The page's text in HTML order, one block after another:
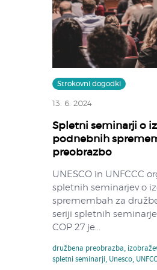
Strokovni dogodki
13. 6. 2024
Spletni seminarji o
podnebnih
preobrazbo
UNESCO in UNFCCC
spletnih seminarjev o
spremembah za
seriji spletnih
COP 27 je...
družbena preobrazba,
spletni seminarji, Unesco,